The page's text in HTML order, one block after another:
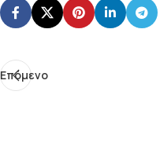
Επόμενο